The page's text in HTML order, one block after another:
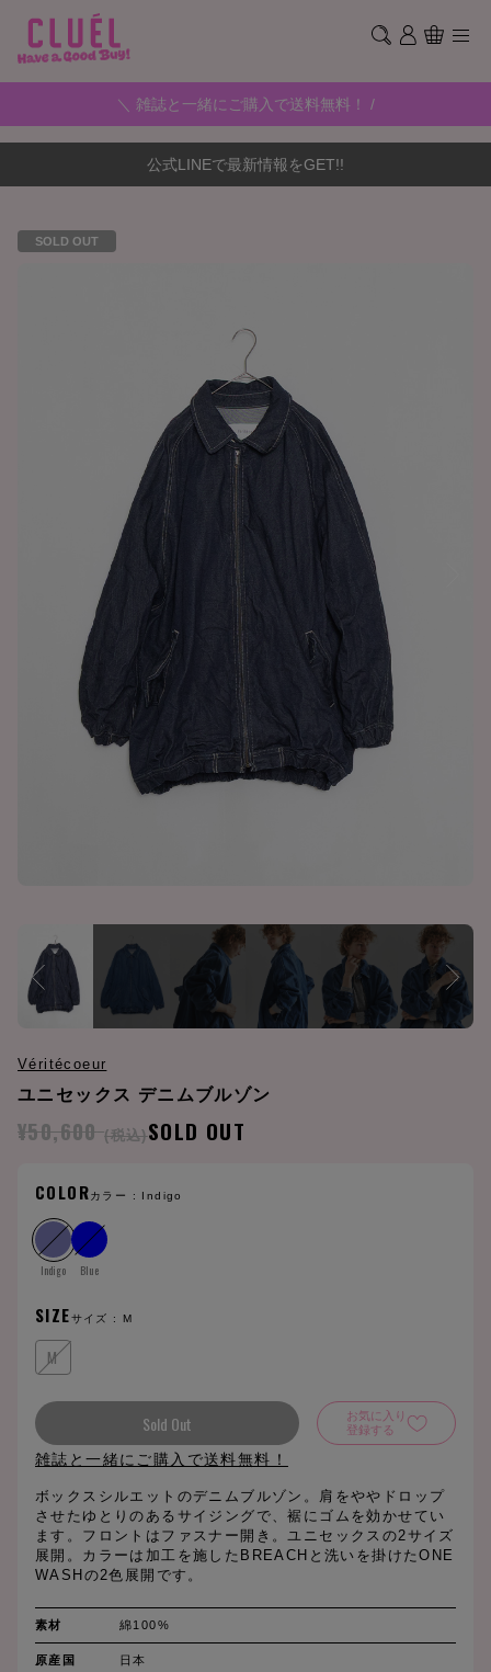
＼ 雑誌と一緒にご購入で送料無料！ /
公式LINEで最新情報をGET!!
SOLD OUT
Véritécoeur
ユニセックス デニムブルゾン
¥50,600 (税込)SOLD OUT
COLORカラー : Indigo
Indigo Blue
SIZEサイズ : M
M
Sold Out
お気に入り
登録する
雑誌と一緒にご購入で送料無料！
ボックスシルエットのデニムブルゾン。肩をややドロップ
させたゆとりのあるサイジングで、裾にゴムを効かせてい
ます。フロントはファスナー開き。ユニセックスの2サイズ
展開。カラーは加工を施したBREACHと洗いを掛けたONE
WASHの2色展開です。
素材 綿100%
原産国 日本